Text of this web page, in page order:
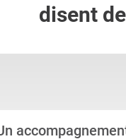
disent